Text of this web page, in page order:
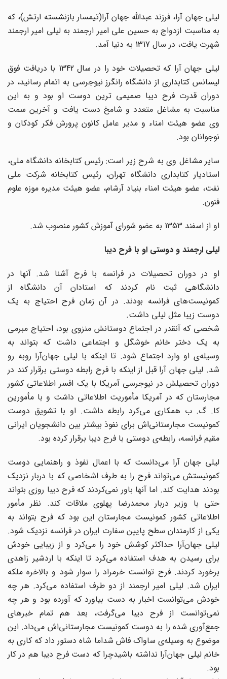
لیلی جهان آرا، فرزند عبدالله جهان آرا(تیمسار بازنشسته ارتش)، که
به مناسبت ازدواج به حسین علی امیر ارجمند به لیلی امیر ارجمند
شهرت یافت، در سال 1317 به دنیا آمد.
لیلی جهان آرا که تحصیلات خود را در سال 1342 با دریافت فوق
لیسانس کتابداری از دانشگاه رانگرز نیوجرسی به اتمام رسانید، در
دوران قدرت فرح دیبا صمیمی ترین دوست او بود و به این
مناسبت به مشاغل متعدد و شامخ دست یافت و آخرین سمت
وی عضو هیئت امناء و مدیر عامل کانون پرورش فکر کودکان و
نوجوانان بود.
سایر مشاغل وی به شرح زیر است: رئیس کتابخانه دانشگاه ملی،
استادیار کتابداری دانشگاه تهران، رئیس کتابخانه شرکت ملی
نفت، عضو هیئت امناء بنیاد آرشام، عضو هیئت مدیره موزه علوم
فنون.
او از اسفند 1353 به عضو شورای آموزش کشور منصوب شد.
لیلی ارجمند و دوستی او با فرح دیبا
او در دوران تحصیلات در فرانسه با فرح آشنا شد. آنها در
دانشگاهی ثبت نام کردند که استادان آن دانشگاه از
کمونیست‌های فرانسه بودند. در آن زمان فرح احتیاج به یک
دوست زیبا مثل لیلی داشت.
شخصی که آنقدر در اجتماع دوستانش منزوی بود، احتیاج مبرمی
به یک دختر خانم خوشگل و اجتماعی داشت که بتواند به
وسیله‌ی او وارد اجتماع شود. تا اینکه با لیلی جهان‌آرا روبه رو
شد. لیلی جهان آرا قبل از اینکه با فرح رابطه دوستی برقرار کند در
دوران تحصیلش در نیوجرسی آمریکا با یک افسر اطلاعاتی کشور
مجارستان که در آمریکا مأموریت اطلاعاتی داشت و با مأمورین
کا. گ. ب همکاری می‌کرد رابطه داشت. او با تشویق دوست
کمونیست مجارستانی‌اش برای نفوذ بیشتر بین دانشجویان ایرانی
مقیم فرانسه، رابطه‌ی دوستی با فرح دیبا برقرار کرده بود.
لیلی جهان آرا می‌دانست که با اعمال نفوذ و راهنمایی دوست
کمونیستش می‌تواند فرح را به طرف اشخاصی که با دربار نزدیک
بودند هدایت کند. اما آنها باور نمی‌کردند که فرح دیبا روزی بتواند
حتی با وزیر دربار محمدرضا پهلوی ملاقات کند. نظر مأمور
اطلاعاتی کشور کمونیست مجارستان این بود که فرح بتواند به
یکی از کارمندان سطح پایین سفارت ایران در فرانسه نزدیک شود.
لیلی جهان‌‌آرا حداکثر کوشش خود را می‌کرد و از زیبایی خودش
برای رسیدن به هدف استفاده می‌کرد تا اینکه با اردشیر زاهدی
برخورد کردند. فرح توانست خرمراد را سوار شود و بالاخره ملکه
ایران شد. لیلی امیر ارجمند از دو طرف استفاده می‌کرد. هر چه
خودش می‌توانست اخبار به دست بیاورد که آورده بود و هر چه
نمی‌توانست از فرح دیبا می‌گرفت، بعد هم تمام خبرهای
جمع‌آوری شده را به دوست کمونیست مجارستانی‌اش می‌داد. این
موضوع به وسیله‌ی ساواک فاش شداما شاه دستور داد که کاری به
خانم لیلی جهان‌آرا نداشته باشیدچرا که دست فرح دیبا هم در کار
بود.